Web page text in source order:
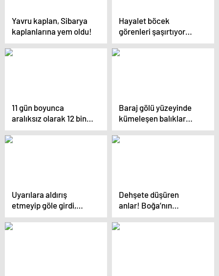
Yavru kaplan, Sibarya
kaplanlarına yem oldu!
Hayalet böcek
görenleri şaşırtıyor…
11 gün boyunca
aralıksız olarak 12 bin
kilometre uçtu
Baraj gölü yüzeyinde
kümeleşen balıklar
şaşırttı
Uyarılara aldırış
etmeyip göle girdi,
timsaha yem oldu
Dehşete düşüren
anlar! Boğa’nın
gazabına uğradı…